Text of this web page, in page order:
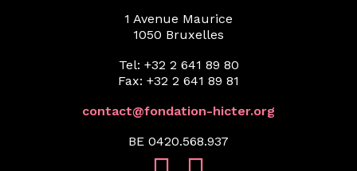
1 Avenue Maurice
1050 Bruxelles
Tel: +32 2 641 89 80
Fax: +32 2 641 89 81
contact@fondation-hicter.org
BE 0420.568.937